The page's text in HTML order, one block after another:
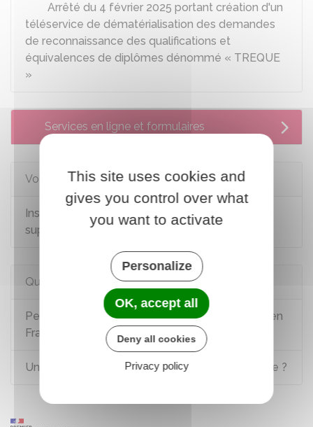
Arrêté du 4 février 2025 portant création d'un
téléservice de dématérialisation des demandes
de reconnaissance des qualifications et
équivalences de diplômes dénommé « TREQUE
»
Services en ligne et formulaires
Voir aussi
Inscription d'un étranger dans l'enseignement
supérieur
Questions ? Réponses !
Peut-on exercer une profession paramédicale en
France avec un diplôme étranger ?
Un étudiant européen peut-il travailler en France ?
This site uses cookies and
gives you control over what
you want to activate
Personalize
OK, accept all
Deny all cookies
Privacy policy